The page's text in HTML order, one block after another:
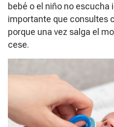
bebé o el niño no escucha
importante que consultes
porque una vez salga el
cese.